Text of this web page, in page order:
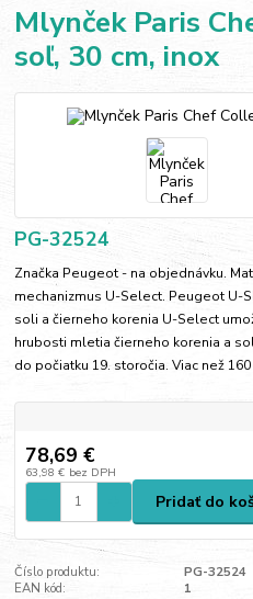
Mlynček Paris
soľ, 30 cm, inox
PG-32524
Značka Peugeot - na objednávku.
mechanizmus U-Select. Peugeot U-
soli a čierneho korenia U-Select
hrubosti mletia čierneho korenia a
do počiatku 19. storočia. Viac než 160
78,69 €
63,98 € bez DPH
Pridať do
Číslo produktu:
PG-32524
EAN kód:
1